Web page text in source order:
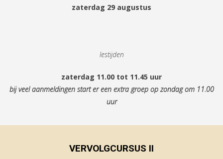
zaterdag 29 augustus
lestijden
zaterdag 11.00 tot 11.45 uur
bij veel aanmeldingen start er een extra groep op zondag om 11.00
uur
VERVOLGCURSUS II